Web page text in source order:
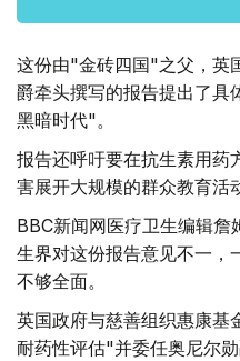
这份由"金砖四国"之父，英
爵牵头撰写的报告提出了具
黑暗时代"。
报告还呼吁要在抗生素用
害展开大规模的群众教育活
BBC新闻网医疗卫生编辑詹
生界对这份报告意见不一，
不够全面。
英国政府与慈善组织惠康
耐药性评估"并委任奥尼尔